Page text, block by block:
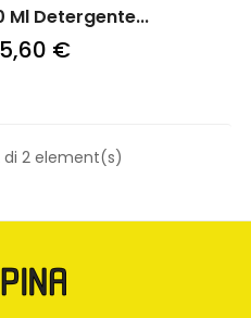
Ml Detergente...
5,60 €
di 2 element(s)